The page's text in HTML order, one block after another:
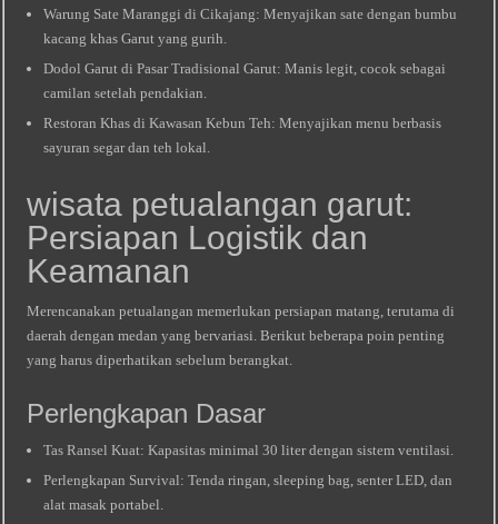
Warung Sate Maranggi di Cikajang: Menyajikan sate dengan bumbu
kacang khas Garut yang gurih.
Dodol Garut di Pasar Tradisional Garut: Manis legit, cocok sebagai
camilan setelah pendakian.
Restoran Khas di Kawasan Kebun Teh: Menyajikan menu berbasis
sayuran segar dan teh lokal.
wisata petualangan garut:
Persiapan Logistik dan
Keamanan
Merencanakan petualangan memerlukan persiapan matang, terutama di
daerah dengan medan yang bervariasi. Berikut beberapa poin penting
yang harus diperhatikan sebelum berangkat.
Perlengkapan Dasar
Tas Ransel Kuat: Kapasitas minimal 30 liter dengan sistem ventilasi.
Perlengkapan Survival: Tenda ringan, sleeping bag, senter LED, dan
alat masak portabel.